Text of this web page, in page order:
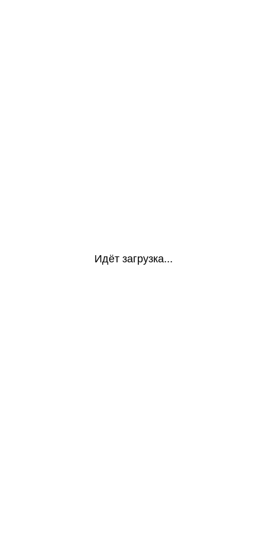
Идёт загрузка...